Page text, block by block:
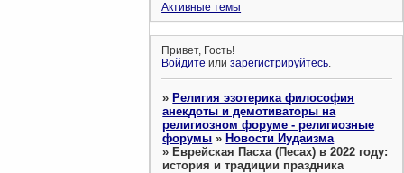
Активные темы
Привет, Гость!
Войдите илизарегистрируйтесь.
»Религия эзотерика философия
анекдоты и демотиваторы на
религиозном форуме - религиозные
форумы »Новости Иудаизма
»Еврейская Пасха (Песах) в 2022 году:
история и традиции праздника